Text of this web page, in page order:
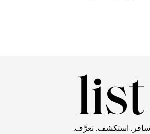
سافر. استكشف. تعرَّف.